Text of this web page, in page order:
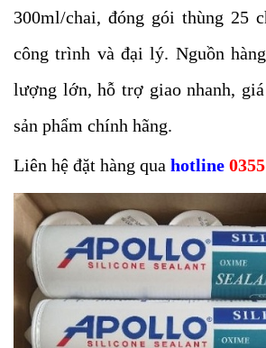
300ml/chai, đóng gói thùng 25
công trình và đại lý. Nguồn
lượng lớn, hỗ trợ giao nhanh,
sản phẩm chính hãng.
Liên hệ đặt hàng qua hotline